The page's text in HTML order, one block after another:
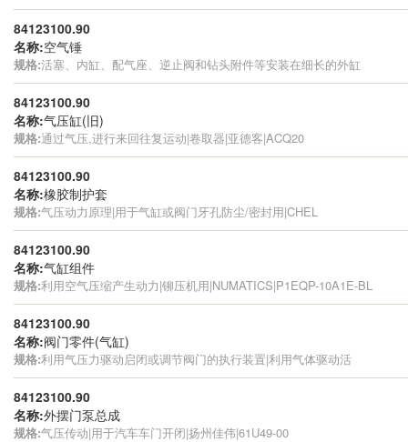
84123100.90
名称:空气锤
规格:活塞、内缸、配气座、逆止阀和钻头附件等安装在细长的外缸
84123100.90
名称:气压缸(旧)
规格:通过气压,进行来回往复运动|卷取器|亚德客|ACQ20
84123100.90
名称:橡胶制护套
规格:气压动力原理|用于气缸或阀门牙孔防尘/密封用|CHEL
84123100.90
名称:气缸组件
规格:利用空气压缩产生动力|铆压机用|NUMATICS|P1EQP-10A1E-BL
84123100.90
名称:阀门零件(气缸)
规格:利用气压力驱动启闭或调节阀门的执行装置|利用气体驱动活
84123100.90
名称:外摆门泵总成
规格:气压传动|用于汽车车门开闭|扬州佳伟|61U49-00